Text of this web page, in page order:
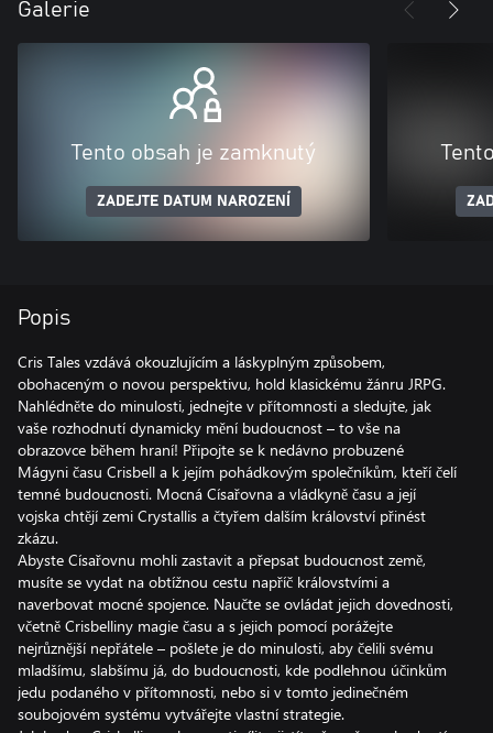
Galerie
Tento obsah je zamknutý
ZADEJTE DATUM NAROZENÍ
Popis
Cris Tales vzdává okouzlujícím a láskyplným způsobem,
obohaceným o novou perspektivu, hold klasickému žánru JRPG.
Nahlédněte do minulosti, jednejte v přítomnosti a sledujte, jak
vaše rozhodnutí dynamicky mění budoucnost – to vše na
obrazovce během hraní! Připojte se k nedávno probuzené
Mágyni času Crisbell a k jejím pohádkovým společníkům, kteří čelí
temné budoucnosti. Mocná Císařovna a vládkyně času a její
vojska chtějí zemi Crystallis a čtyřem dalším království přinést
zkázu.
Abyste Císařovnu mohli zastavit a přepsat budoucnost země,
musíte se vydat na obtížnou cestu napříč královstvími a
naverbovat mocné spojence. Naučte se ovládat jejich dovednosti,
včetně Crisbelliny magie času a s jejich pomocí porážejte
nejrůznější nepřátele – pošlete je do minulosti, aby čelili svému
mladšímu, slabšímu já, do budoucnosti, kde podlehnou účinkům
jedu podaného v přítomnosti, nebo si v tomto jedinečném
soubojovém systému vytvářejte vlastní strategie.